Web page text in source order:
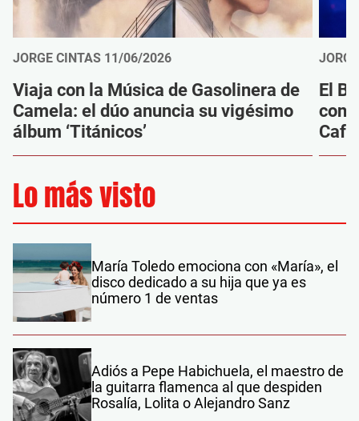
JORGE CINTAS 11/06/2026
Viaja con la Música de Gasolinera de
Camela: el dúo anuncia su vigésimo
álbum ‘Titánicos’
El
Lo más visto
María Toledo emociona con «María», el
disco dedicado a su hija que ya es
número 1 de ventas
Adiós a Pepe Habichuela, el maestro de
la guitarra flamenca al que despiden
Rosalía, Lolita o Alejandro Sanz